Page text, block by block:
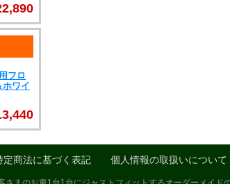
フロ
ワイ
定商法に基づく表記 個人情報の取扱いについて